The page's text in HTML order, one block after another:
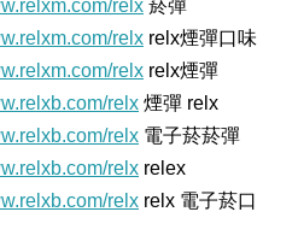
relx 菸彈
relx relx煙彈口味
relx relx煙彈
relx 煙彈 relx
relx 電子菸菸彈
relx relex
relx relx 電子菸口